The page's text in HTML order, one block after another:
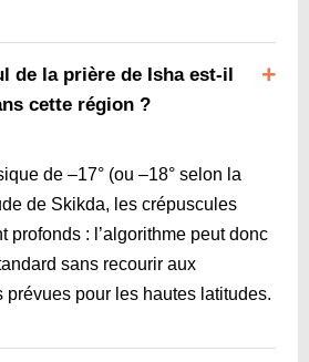
de la prière de Isha est-il
cette région ?
de –17° (ou –18° selon la
de Skikda, les crépuscules
profonds : l’algorithme peut donc
sans recourir aux
prévues pour les hautes latitudes.